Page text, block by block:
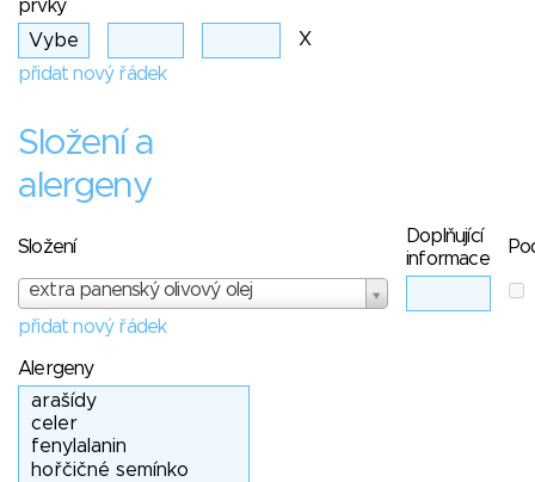
prvky
X
přidat nový řádek
Složení a
alergeny
Složení
Doplňující
informace
extra panenský olivový olej
přidat nový řádek
Alergeny